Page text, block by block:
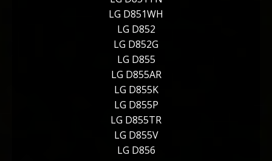
LG D851WH
LG D852
LG D852G
LG D855
LG D855AR
LG D855K
LG D855P
LG D855TR
LG D855V
LG D856